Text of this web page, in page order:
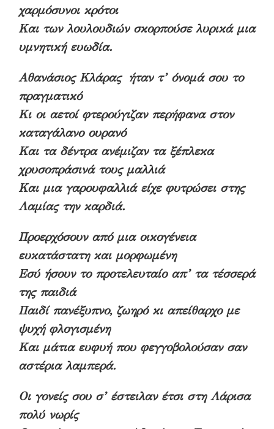
χαρμόσυνοι κρότοι
Και των λουλουδιών σκορπούσε λυρικά μια
υμνητική ευωδία.
Αθανάσιος Κλάρας ήταν τ’ όνομά σου το
πραγματικό
Κι οι αετοί φτερούγιζαν περήφανα στον
καταγάλανο ουρανό
Και τα δέντρα ανέμιζαν τα ξέπλεκα
χρυσοπράσινά τους μαλλιά
Και μια γαρουφαλλιά είχε φυτρώσει στης
Λαμίας την καρδιά.
Προερχόσουν από μια οικογένεια
ευκατάστατη και μορφωμένη
Εσύ ήσουν το προτελευταίο απ’ τα τέσσερά
της παιδιά
Παιδί πανέξυπνο, ζωηρό κι απείθαρχο με
ψυχή φλογισμένη
Και μάτια ευφυή που φεγγοβολούσαν σαν
αστέρια λαμπερά.
Οι γονείς σου σ’ έστειλαν έτσι στη Λάρισα
πολύ νωρίς